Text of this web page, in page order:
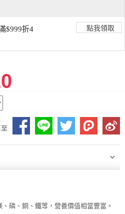
$999折4
點我領取
磷、銅、鐵等，營養價值相當豐富。